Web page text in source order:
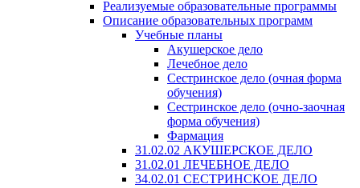
Реализуемые образовательные программы
Описание образовательных программ
Учебные планы
Акушерское дело
Лечебное дело
Сестринское дело (очная форма
обучения)
Сестринское дело (очно-заочная
форма обучения)
Фармация
31.02.02 АКУШЕРСКОЕ ДЕЛО
31.02.01 ЛЕЧЕБНОЕ ДЕЛО
34.02.01 СЕСТРИНСКОЕ ДЕЛО